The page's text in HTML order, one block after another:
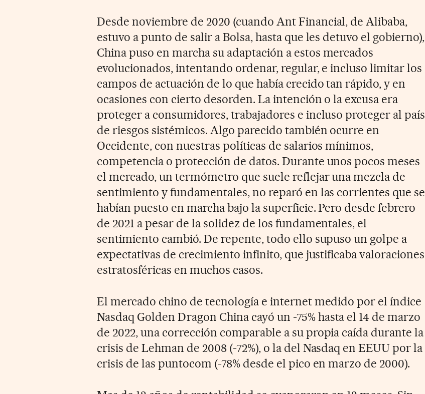
Desde noviembre de 2020 (cuando Ant Financial, de Alibaba,
estuvo a punto de salir a Bolsa, hasta que les detuvo el gobierno),
China puso en marcha su adaptación a estos mercados
evolucionados, intentando ordenar, regular, e incluso limitar los
campos de actuación de lo que había crecido tan rápido, y en
ocasiones con cierto desorden. La intención o la excusa era
proteger a consumidores, trabajadores e incluso proteger al país
de riesgos sistémicos. Algo parecido también ocurre en
Occidente, con nuestras políticas de salarios mínimos,
competencia o protección de datos. Durante unos pocos meses
el mercado, un termómetro que suele reflejar una mezcla de
sentimiento y fundamentales, no reparó en las corrientes que se
habían puesto en marcha bajo la superficie. Pero desde febrero
de 2021 a pesar de la solidez de los fundamentales, el
sentimiento cambió. De repente, todo ello supuso un golpe a
expectativas de crecimiento infinito, que justificaba valoraciones
estratosféricas en muchos casos.
El mercado chino de tecnología e internet medido por el índice
Nasdaq Golden Dragon China cayó un -75% hasta el 14 de marzo
de 2022, una corrección comparable a su propia caída durante la
crisis de Lehman de 2008 (-72%), o la del Nasdaq en EEUU por la
crisis de las puntocom (-78% desde el pico en marzo de 2000).